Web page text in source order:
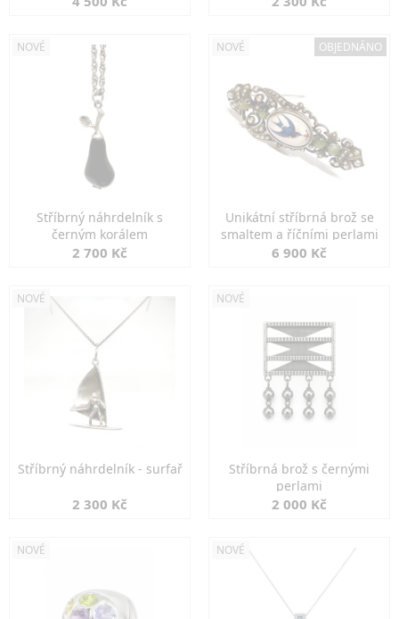
NOVÉ
Stříbrný náhrdelník s
černým korálem
2 700 Kč
NOVÉ OBJEDNÁNO
Unikátní stříbrná brož se
smaltem a říčními perlami
6 900 Kč
NOVÉ
Stříbrný náhrdelník - surfař
2 300 Kč
NOVÉ
Stříbrná brož s černými
perlami
2 000 Kč
NOVÉ NOVÉ